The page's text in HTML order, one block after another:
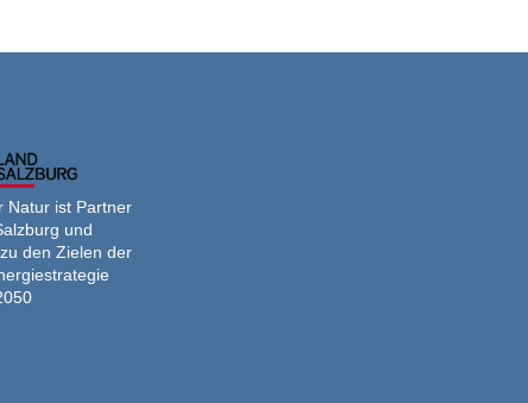
Natur ist Partner
und
den Zielen der